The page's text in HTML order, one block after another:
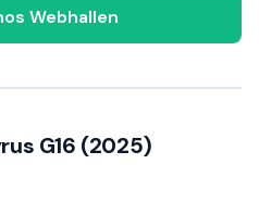
Webhallen
G16 (2025)